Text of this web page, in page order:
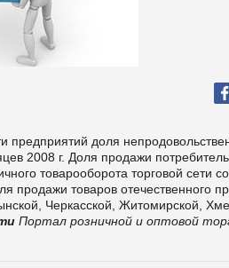
предприятий доля
2008 г. Доля продажи
товарооборота торговой сети
товаров отечественного
Черкасской, Житомирской,
Портал розничной и оптовой